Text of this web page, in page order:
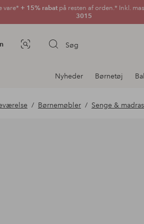
vare* + 15% rabatpå resten af orden.* Inkl.
3015
Billedsøgning Søg
Nyheder Børnetøj
Børnemøbler Senge &